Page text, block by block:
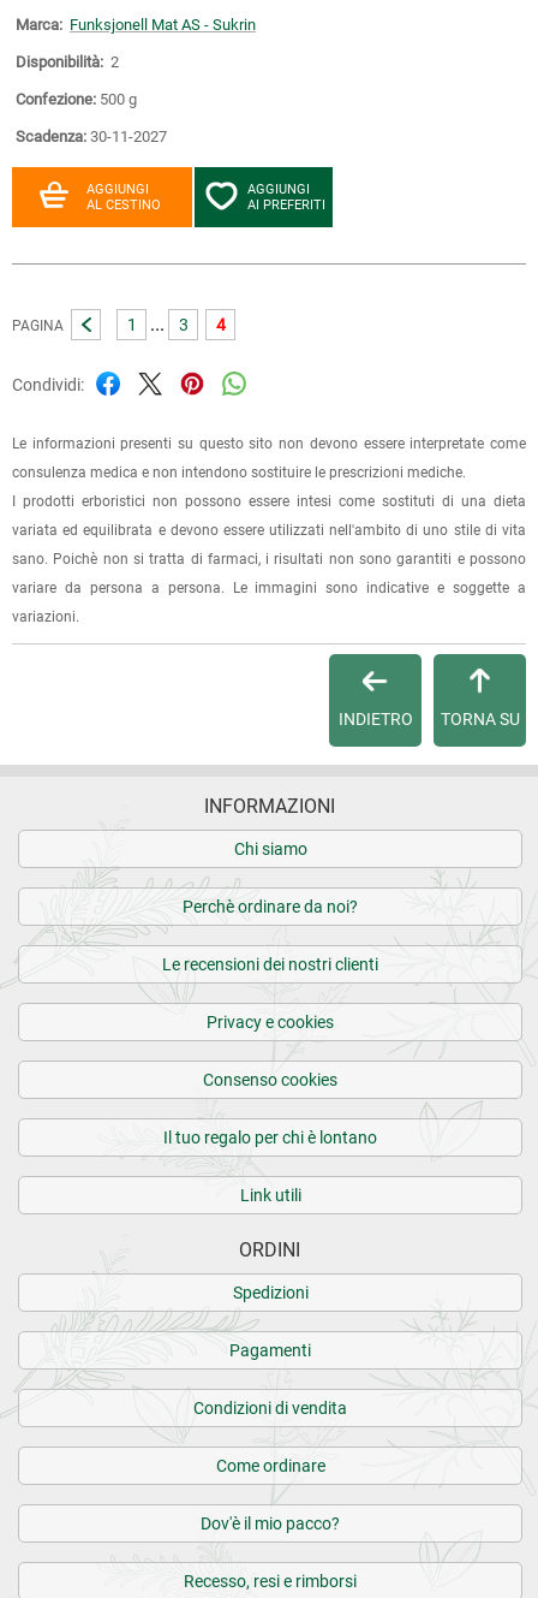
Marca: Funksjonell Mat AS - Sukrin
Disponibilità: 2
Confezione: 500 g
Scadenza: 30-11-2027
AGGIUNGI
AL CESTINO
AGGIUNGI
AI PREFERITI
PAGINA 1 ... 3 4
Condividi:
Le informazioni presenti su questo sito non devono essere interpretate come
consulenza medica e non intendono sostituire le prescrizioni mediche.
I prodotti erboristici non possono essere intesi come sostituti di una dieta
variata ed equilibrata e devono essere utilizzati nell'ambito di uno stile di vita
sano. Poichè non si tratta di farmaci, i risultati non sono garantiti e possono
variare da persona a persona. Le immagini sono indicative e soggette a
variazioni.
TORNA SU
INDIETRO
INFORMAZIONI
Chi siamo
Perchè ordinare da noi?
Le recensioni dei nostri clienti
Privacy e cookies
Consenso cookies
Il tuo regalo per chi è lontano
Link utili
ORDINI
Spedizioni
Pagamenti
Condizioni di vendita
Come ordinare
Dov'è il mio pacco?
Recesso, resi e rimborsi